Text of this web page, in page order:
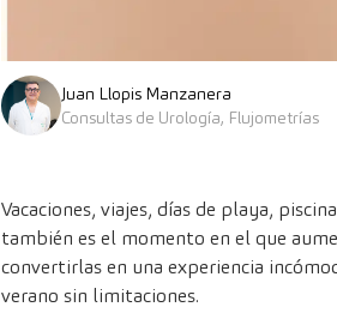
Juan Llopis Manzanera
Consultas de Urología, Flujometrías
Vacaciones, viajes, días de playa,
también es el momento en el que
convertirlas en una experiencia
verano sin limitaciones.